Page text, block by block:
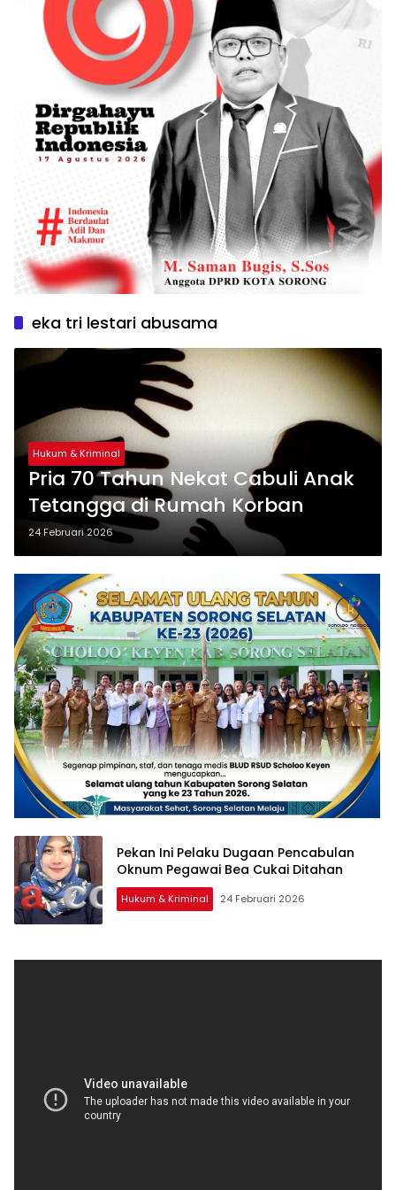
eka tri lestari abusama
Hukum & Kriminal
Pria 70 Tahun Nekat Cabuli Anak
Tetangga di Rumah Korban
24 Februari 2026
Pekan Ini Pelaku Dugaan Pencabulan
Oknum Pegawai Bea Cukai Ditahan
Hukum & Kriminal 24 Februari 2026